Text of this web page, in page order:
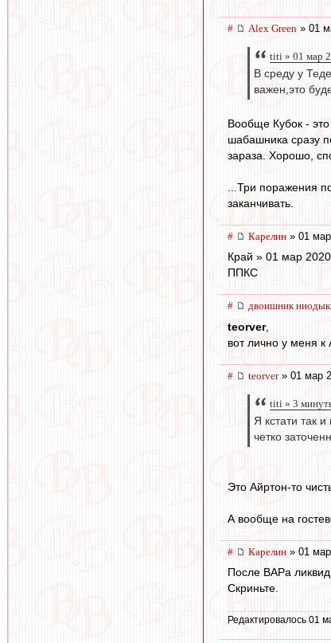
# Alex Green » 01
titi » 01 мар
В среду у
важен,это
Вообще Кубок -
шабашника сразу
зараза. Хорошо,
...Три поражения
заканчивать.
# Карелин » 01
Край » 01 мар
ППКС
# двоишник
teorver,
вот лично у меня к
# teorver» 01 мар
titi » 3
Я кстати так
четко
Это Айртон-то
А вообще на
# Карелин » 01
После ВАРа
Скриньте.
Редактировалось 01